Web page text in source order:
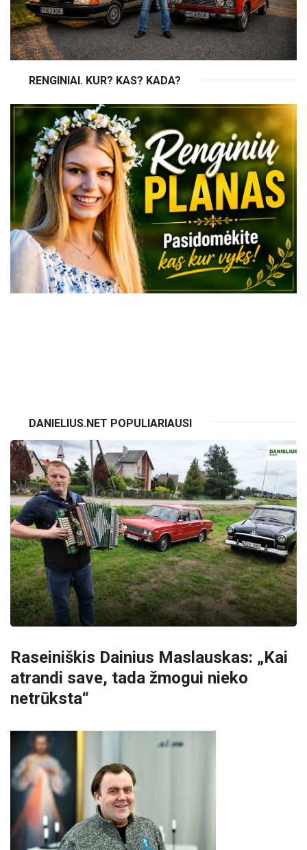
RENGINIAI. KUR? KAS? KADA?
DANIELIUS.NET POPULIARIAUSI
Raseiniškis Dainius Maslauskas: „Kai
atrandi save, tada žmogui nieko
netrūksta“